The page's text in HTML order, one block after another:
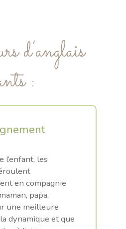
d’anglais
:
l’enfant, les
en compagnie
papa,
une meilleure
dynamique et que